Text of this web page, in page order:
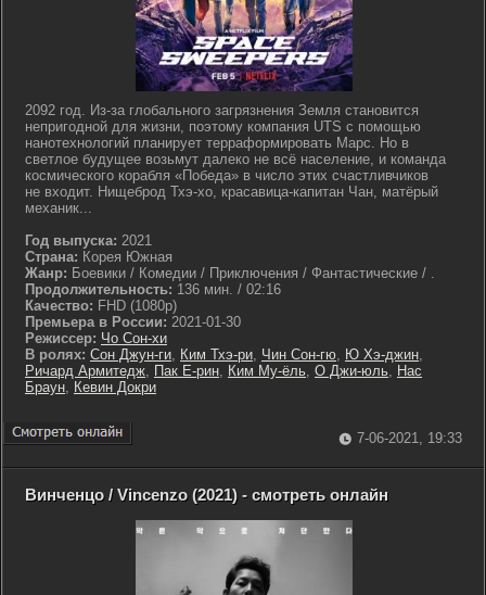
2092 год. Из-за глобального загрязнения Земля становится
непригодной для жизни, поэтому компания UTS с помощью
нанотехнологий планирует терраформировать Марс. Но в
светлое будущее возьмут далеко не всё население, и команда
космического корабля «Победа» в число этих счастливчиков
не входит. Нищеброд Тхэ-хо, красавица-капитан Чан, матёрый
механик...
Год выпуска: 2021
Страна: Корея Южная
Жанр: Боевики / Комедии / Приключения / Фантастические / .
Продолжительность: 136 мин. / 02:16
Качество: FHD (1080p)
Премьера в России: 2021-01-30
Режиссер: Чо Сон-хи
В ролях: Сон Джун-ги, Ким Тхэ-ри, Чин Сон-гю, Ю Хэ-джин,
Ричард Армитедж, Пак Е-рин, Ким Му-ёль, О Джи-юль, Нас
Браун, Кевин Докри
7-06-2021, 19:33
Винченцо / Vincenzo (2021) - смотреть онлайн